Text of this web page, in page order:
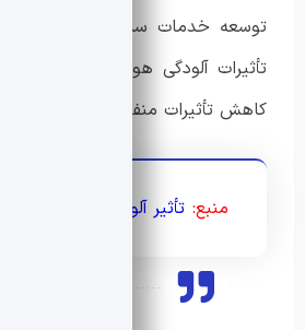
توسعه خدمات سلامت روان برای
تأثیرات آلودگی هوا قرار دارند،
کاهش تأثیرات منفی است.
منبع: تأثیر آلودگی هوا بر روان